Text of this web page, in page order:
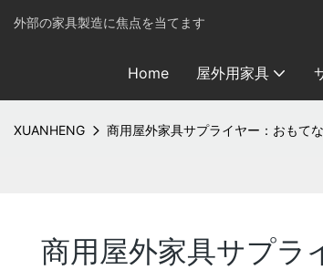
外部の家具製造に焦点を当てます
Home 屋外用家具
XUANHENG 商用屋外家具サプライヤー：おもて
商用屋外家具サプラ